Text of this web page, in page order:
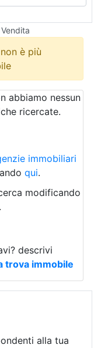
è più
abbiamo nessun
ricercate.
immobiliari
qui.
modificando
descrivi
trova immobile
alla tua